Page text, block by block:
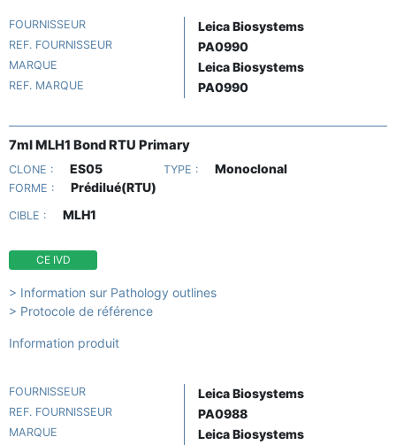
FOURNISSEUR Leica Biosystems
REF. FOURNISSEUR PA0990
MARQUE Leica Biosystems
REF. MARQUE PA0990
7ml MLH1 Bond RTU Primary
CLONE : ES05 TYPE : Monoclonal
FORME : Prédilué(RTU)
CIBLE : MLH1
CE IVD
> Information sur Pathology outlines
> Protocole de référence
Information produit
FOURNISSEUR Leica Biosystems
REF. FOURNISSEUR PA0988
MARQUE Leica Biosystems